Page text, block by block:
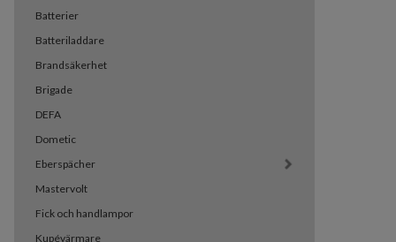
Batterier
Batteriladdare
Brandsäkerhet
Brigade
DEFA
Dometic
Eberspächer
Mastervolt
Fick och handlampor
Kupévärmare